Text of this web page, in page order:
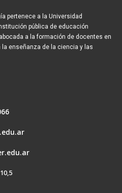
pertenece a la Universidad
pública de educación
a la formación de docentes en
enseñanza de la ciencia y las